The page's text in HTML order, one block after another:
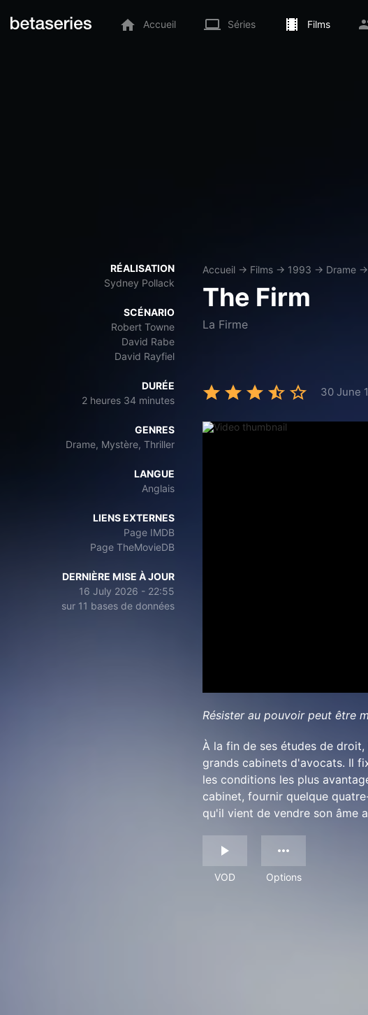
Accueil Séries Films
RÉALISATION
Sydney Pollack
SCÉNARIO
Robert Towne
David Rabe
David Rayfiel
DURÉE
2 heures 34 minutes
GENRES
Drame, Mystère, Thriller
LANGUE
Anglais
LIENS EXTERNES
Page IMDB
Page TheMovieDB
DERNIÈRE MISE À JOUR
16 July 2026 - 22:55
sur 11 bases de données
Accueil → Films → 1993 → Drame →
The Firm
La Firme
30 June
Résister au pouvoir peut être
À la fin de ses études de
grands cabinets d'avocats. Il
les conditions les plus
cabinet, fournir quelque
qu'il vient de vendre son âme
VOD Options